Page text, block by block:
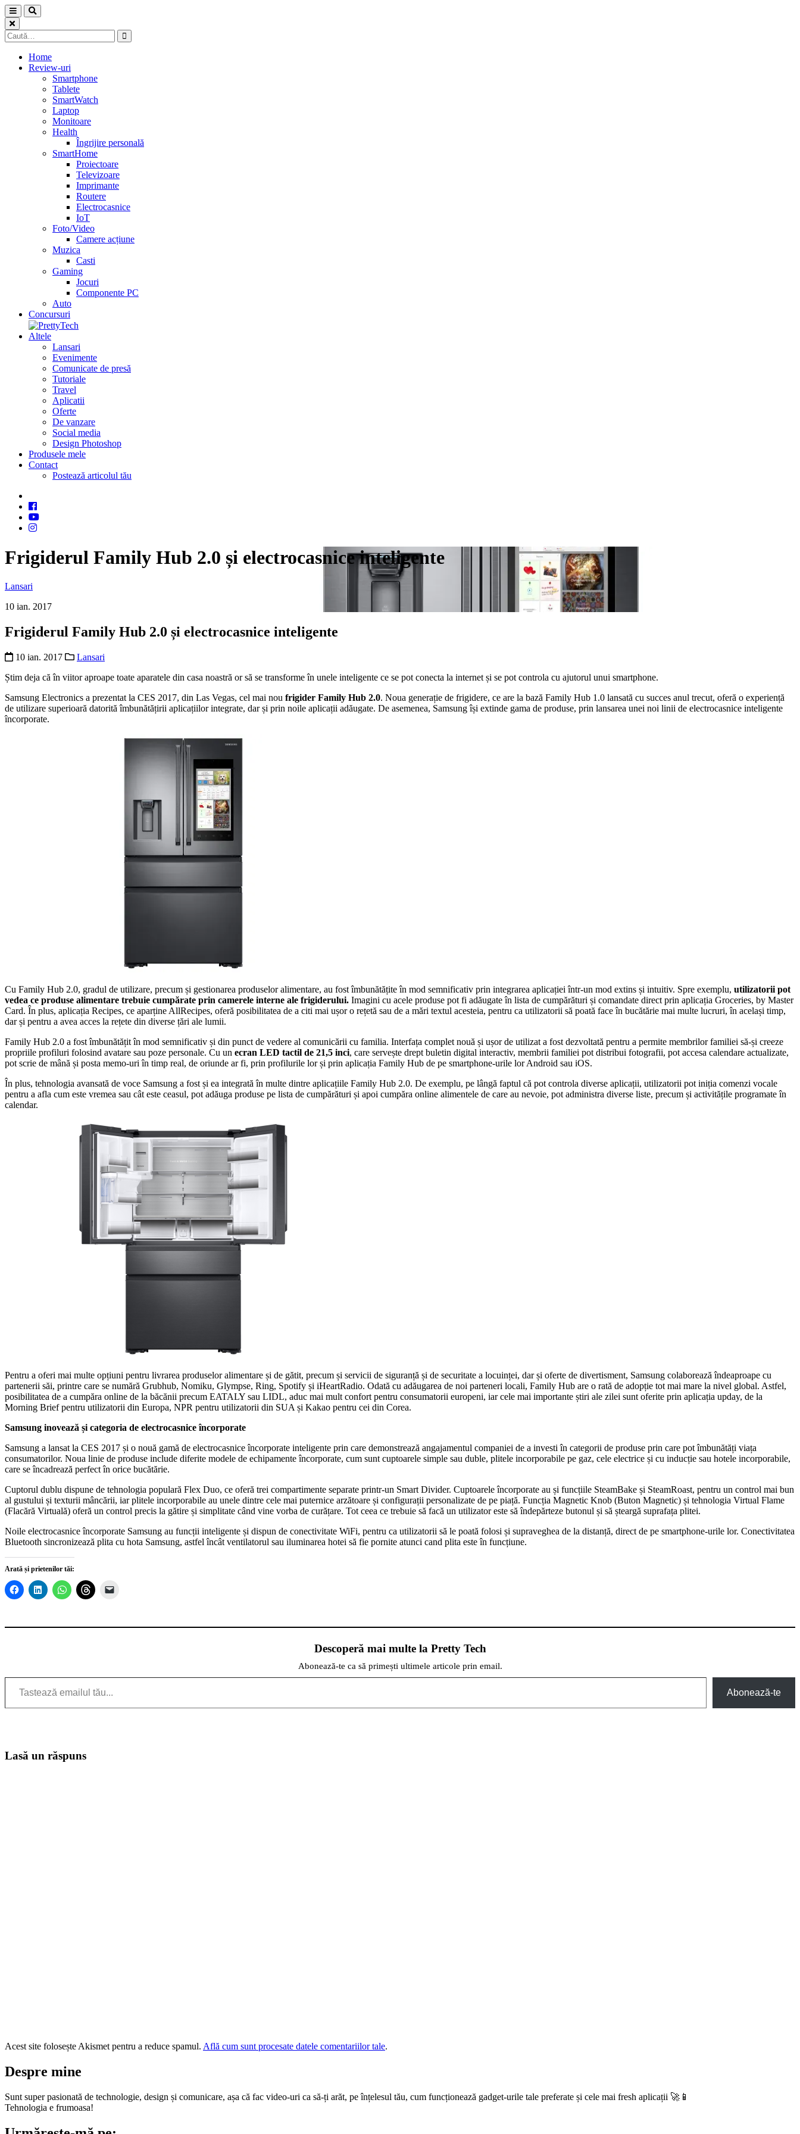
Skip
to
content
Caută
după:
Home
Review-uri
Smartphone
Tablete
SmartWatch
Laptop
Monitoare
Health
Îngrijire personală
SmartHome
Proiectoare
Televizoare
Imprimante
Routere
Electrocasnice
IoT
Foto/Video
Camere acțiune
Muzica
Casti
Gaming
Jocuri
Componente PC
Auto
Concursuri
Altele
Lansari
Evenimente
Comunicate de presă
Tutoriale
Travel
Aplicatii
Oferte
De vanzare
Social media
Design Photoshop
Produsele mele
Contact
Postează articolul tău
Frigiderul Family Hub 2.0 și electrocasnice inteligente
Lansari
10 ian. 2017
Frigiderul Family Hub 2.0 și electrocasnice inteligente
10 ian. 2017
Lansari
Știm deja că în viitor aproape toate aparatele din casa noastră or să se transforme în unele inteligente ce se pot conecta la internet și se pot controla cu ajutorul unui smartphone.
Samsung Electronics a prezentat la CES 2017, din Las Vegas, cel mai nou frigider Family Hub 2.0. Noua generație de frigidere, ce are la bază Family Hub 1.0 lansată cu succes anul trecut, oferă o experiență
de utilizare superioară datorită îmbunătățirii aplicațiilor integrate, dar și prin noile aplicații adăugate. De asemenea, Samsung își extinde gama de produse, prin lansarea unei noi linii de electrocasnice inteligente
încorporate.
Cu Family Hub 2.0, gradul de utilizare, precum și gestionarea produselor alimentare, au fost îmbunătățite în mod semnificativ prin integrarea aplicației într-un mod extins și intuitiv. Spre exemplu, utilizatorii pot
vedea ce produse alimentare trebuie cumpărate prin camerele interne ale frigiderului. Imagini cu acele produse pot fi adăugate în lista de cumpărături și comandate direct prin aplicația Groceries, by Master
Card. În plus, aplicația Recipes, ce aparține AllRecipes, oferă posibilitatea de a citi mai ușor o rețetă sau de a mări textul acesteia, pentru ca utilizatorii să poată face în bucătărie mai multe lucruri, în același timp,
dar și pentru a avea acces la rețete din diverse țări ale lumii.
Family Hub 2.0 a fost îmbunătățit în mod semnificativ și din punct de vedere al comunicării cu familia. Interfața complet nouă și ușor de utilizat a fost dezvoltată pentru a permite membrilor familiei să-și creeze
propriile profiluri folosind avatare sau poze personale. Cu un ecran LED tactil de 21,5 inci, care servește drept buletin digital interactiv, membrii familiei pot distribui fotografii, pot accesa calendare actualizate,
pot scrie de mână și posta memo-uri în timp real, de oriunde ar fi, prin profilurile lor și prin aplicația Family Hub de pe smartphone-urile lor Android sau iOS.
În plus, tehnologia avansată de voce Samsung a fost și ea integrată în multe dintre aplicațiile Family Hub 2.0. De exemplu, pe lângă faptul că pot controla diverse aplicații, utilizatorii pot iniția comenzi vocale
pentru a afla cum este vremea sau cât este ceasul, pot adăuga produse pe lista de cumpărături și apoi cumpăra online alimentele de care au nevoie, pot administra diverse liste, precum și activitățile programate în
calendar.
Pentru a oferi mai multe opțiuni pentru livrarea produselor alimentare și de gătit, precum și servicii de siguranță și de securitate a locuinței, dar și oferte de divertisment, Samsung colaborează îndeaproape cu
partenerii săi, printre care se numără Grubhub, Nomiku, Glympse, Ring, Spotify și iHeartRadio. Odată cu adăugarea de noi parteneri locali, Family Hub are o rată de adopție tot mai mare la nivel global. Astfel,
posibilitatea de a cumpăra online de la băcănii precum EATALY sau LIDL, aduc mai mult confort pentru consumatorii europeni, iar cele mai importante știri ale zilei sunt oferite prin aplicația upday, de la
Morning Brief pentru utilizatorii din Europa, NPR pentru utilizatorii din SUA și Kakao pentru cei din Corea.
Samsung inovează și categoria de electrocasnice încorporate
Samsung a lansat la CES 2017 și o nouă gamă de electrocasnice încorporate inteligente prin care demonstrează angajamentul companiei de a investi în categorii de produse prin care pot îmbunătăți viața
consumatorilor. Noua linie de produse include diferite modele de echipamente încorporate, cum sunt cuptoarele simple sau duble, plitele incorporabile pe gaz, cele electrice și cu inducție sau hotele incorporabile,
care se încadrează perfect în orice bucătărie.
Cuptorul dublu dispune de tehnologia populară Flex Duo, ce oferă trei compartimente separate printr-un Smart Divider. Cuptoarele încorporate au și funcțiile SteamBake și SteamRoast, pentru un control mai bun
al gustului și texturii mâncării, iar plitele incorporabile au unele dintre cele mai puternice arzătoare și configurații personalizate de pe piață. Funcția Magnetic Knob (Buton Magnetic) și tehnologia Virtual Flame
(Flacără Virtuală) oferă un control precis la gătire și simplitate când vine vorba de curățare. Tot ceea ce trebuie să facă un utilizator este să îndepărteze butonul și să șteargă suprafața plitei.
Noile electrocasnice încorporate Samsung au funcții inteligente și dispun de conectivitate WiFi, pentru ca utilizatorii să le poată folosi și supraveghea de la distanță, direct de pe smartphone-urile lor. Conectivitatea
Bluetooth sincronizează plita cu hota Samsung, astfel încât ventilatorul sau iluminarea hotei să fie pornite atunci cand plita este în funcțiune.
Arată și prietenilor tăi:
Descoperă mai multe la Pretty Tech
Abonează-te ca să primești ultimele articole prin email.
Tastează emailul tău...
Abonează-te
Lasă un răspuns
Acest site folosește Akismet pentru a reduce spamul. Află cum sunt procesate datele comentariilor tale.
Despre mine
Sunt super pasionată de technologie, design și comunicare, așa că fac video-uri ca să-ți arăt, pe înțelesul tău, cum funcționează gadget-urile tale preferate și cele mai fresh aplicații 🚀📱
Tehnologia e frumoasa!